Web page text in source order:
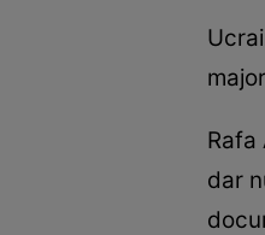
Rafa
dar